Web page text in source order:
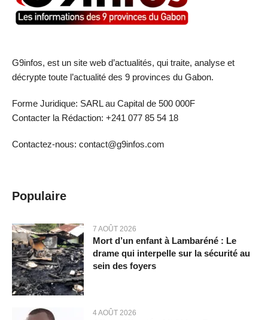
G9infos, est un site web d’actualités, qui traite, analyse et
décrypte toute l’actualité des 9 provinces du Gabon.
Forme Juridique: SARL au Capital de 500 000F
Contacter la Rédaction: +241 077 85 54 18
Contactez-nous: contact@g9infos.com
Populaire
7 AOÛT 2026
Mort d’un enfant à Lambaréné : Le
drame qui interpelle sur la sécurité au
sein des foyers
4 AOÛT 2026